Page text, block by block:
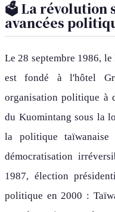
🗳️ La révolution
avancées
Le 28 septembre 1986,
est fondé à l'hôtel
organisation politique à
du Kuomintang sous la
la politique taïwanaise
démocratisation
1987, élection
politique en 2000 :